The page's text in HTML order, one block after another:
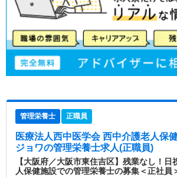
管理栄養士 正職員
医療法人西中医学会 西中介護老人保
ジョワの管理栄養士求人(正職員)
【大阪府／大阪市東住吉区】残業なし！日
人保健施設での管理栄養士の募集＜正社員